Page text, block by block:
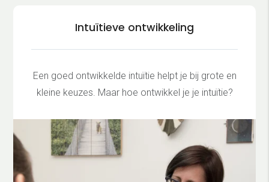
Intuïtieve ontwikkeling
Een goed ontwikkelde intuïtie helpt je bij grote en
kleine keuzes. Maar hoe ontwikkel je je intuïtie?